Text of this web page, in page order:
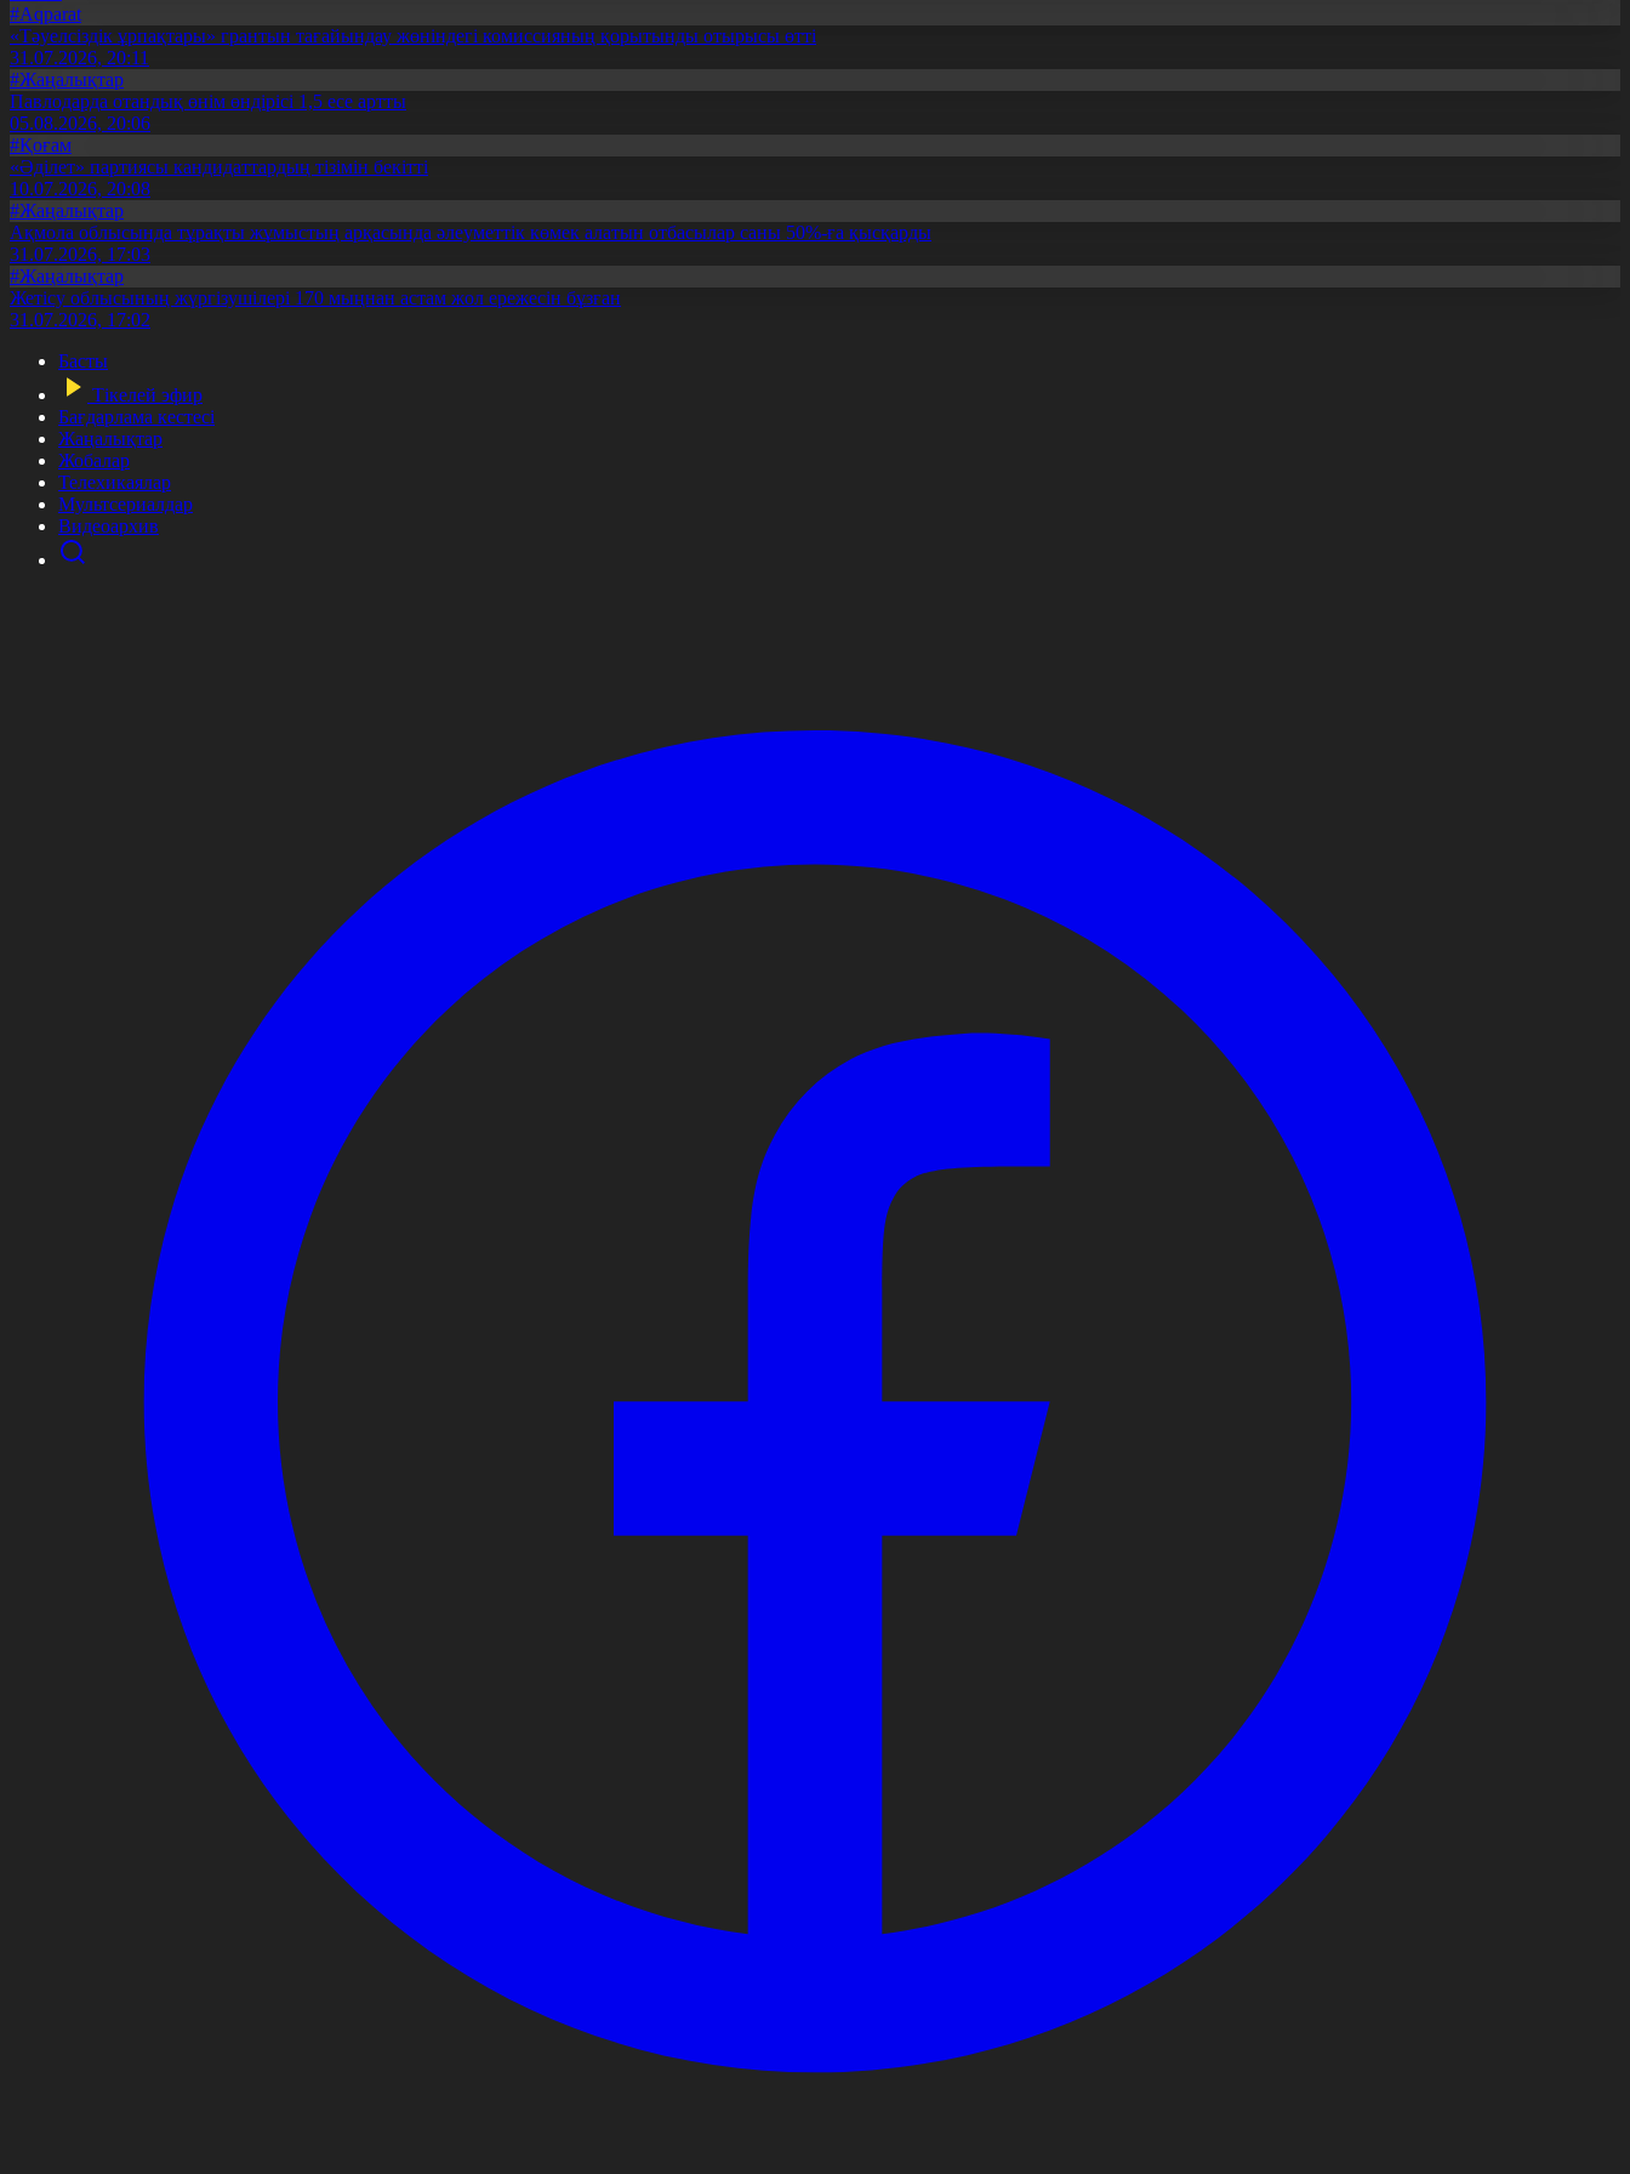
#Aqparat
«Тәуелсіздік ұрпақтары» грантын тағайындау жөніндегі комиссияның қорытынды отырысы өтті
31.07.2026, 20:11
#Жаңалықтар
Павлодарда отандық өнім өндірісі 1,5 есе артты
05.08.2026, 20:06
#Қоғам
«Әділет» партиясы кандидаттардың тізімін бекітті
10.07.2026, 20:08
#Жаңалықтар
Ақмола облысында тұрақты жұмыстың арқасында әлеуметтік көмек алатын отбасылар саны 50%-ға қысқарды
31.07.2026, 17:03
#Жаңалықтар
Жетісу облысының жүргізушілері 170 мыңнан астам жол ережесін бұзған
31.07.2026, 17:02
Басты
Тікелей эфир
Бағдарлама кестесі
Жаңалықтар
Жобалар
Телехикаялар
Мультсериалдар
Видеоархив